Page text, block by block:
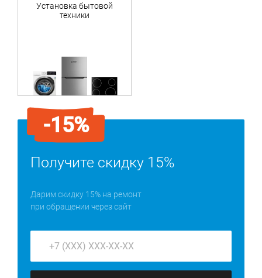
Установка бытовой
техники
-15%
Получите скидку 15%
Дарим скидку 15% на ремонт
при обращении через сайт